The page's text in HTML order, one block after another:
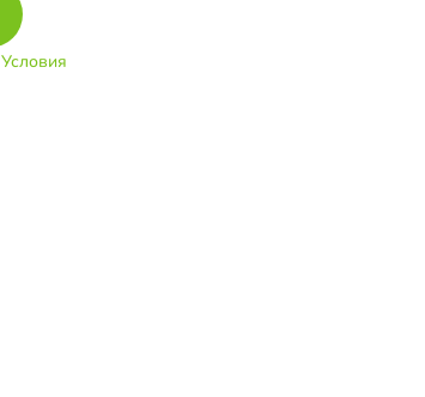
Условия